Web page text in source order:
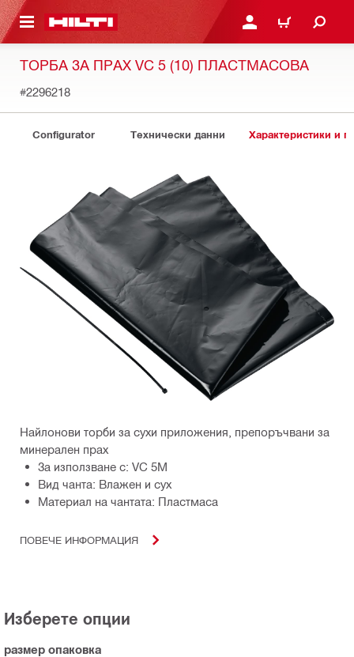
СЪДЪРЖАНИЕ ВЛЕЗ ИЛИ СЕ
КОЛИЧКА
ТОРБА ЗА ПРАХ VC 5 (10) ПЛАСТМАСОВА
#2296218
Configurator Технически данни Характеристики и
Найлонови торби за сухи приложения, препоръчвани за
минерален прах
За използване с: VC 5M
Вид чанта: Влажен и сух
Материал на чантата: Пластмаса
ПОВЕЧЕ ИНФОРМАЦИЯ
Изберете опции
размер опаковка